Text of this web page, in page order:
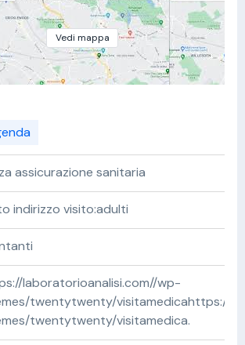
Vedi mappa
assicurazione sanitaria
indirizzo visito:adulti
laboratorioanalisi.com//wp-
twentytwenty/visitamedicahttps://
twentytwenty/visitamedica.